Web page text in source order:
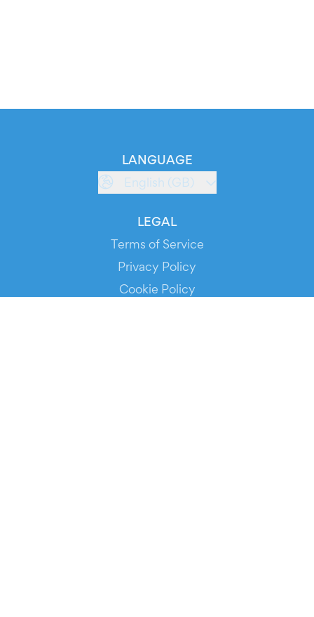
LANGUAGE
English (GB)
LEGAL
Terms of Service
Privacy Policy
Cookie Policy